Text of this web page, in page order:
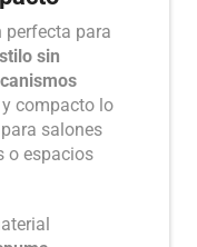
perfecta para
sin
compacto lo
salones
o espacios